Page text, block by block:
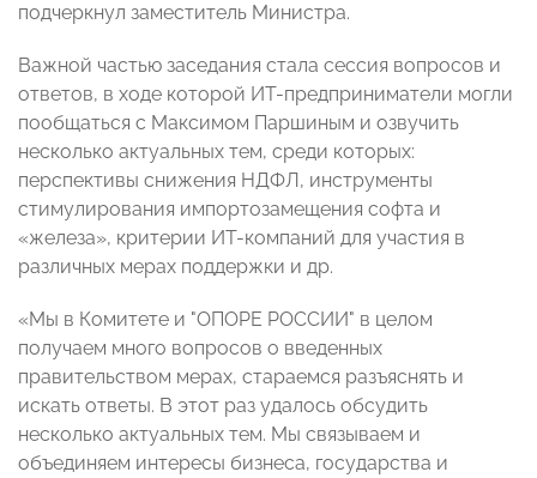
подчеркнул заместитель Министра.
Важной частью заседания стала сессия вопросов и
ответов, в ходе которой ИТ-предприниматели могли
пообщаться с Максимом Паршиным и озвучить
несколько актуальных тем, среди которых:
перспективы снижения НДФЛ, инструменты
стимулирования импортозамещения софта и
«железа», критерии ИТ-компаний для участия в
различных мерах поддержки и др.
«Мы в Комитете и "ОПОРЕ РОССИИ" в целом
получаем много вопросов о введенных
правительством мерах, стараемся разъяснять и
искать ответы. В этот раз удалось обсудить
несколько актуальных тем. Мы связываем и
объединяем интересы бизнеса, государства и